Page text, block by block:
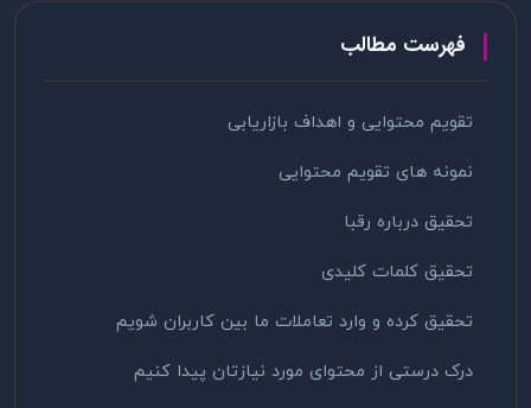
فهرست مطالب
تقویم محتوایی و اهداف بازاریابی
نمونه های تقویم محتوایی
تحقیق درباره رقبا
تحقیق کلمات کلیدی
تحقیق کرده و وارد تعاملات ما بین کاربران شویم
درک درستی از محتوای مورد نیازتان پیدا کنیم